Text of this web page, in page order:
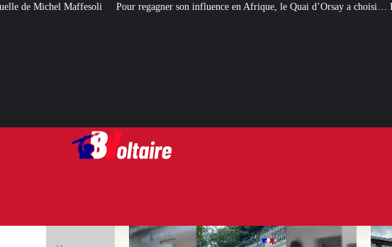
Pour regagner son influence en Afrique, le Quai d’Orsay a choisi… Instagram Expulsés